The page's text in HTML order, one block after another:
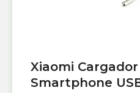
Xiaomi
Smartphone